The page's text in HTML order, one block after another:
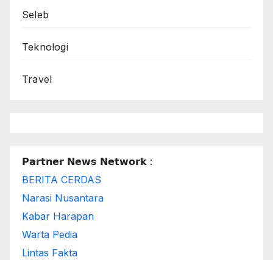
Seleb
Teknologi
Travel
𝗣𝗮𝗿𝘁𝗻𝗲𝗿 𝗡𝗲𝘄𝘀 𝗡𝗲𝘁𝘄𝗼𝗿𝗸 :
BERITA CERDAS
Narasi Nusantara
Kabar Harapan
Warta Pedia
Lintas Fakta